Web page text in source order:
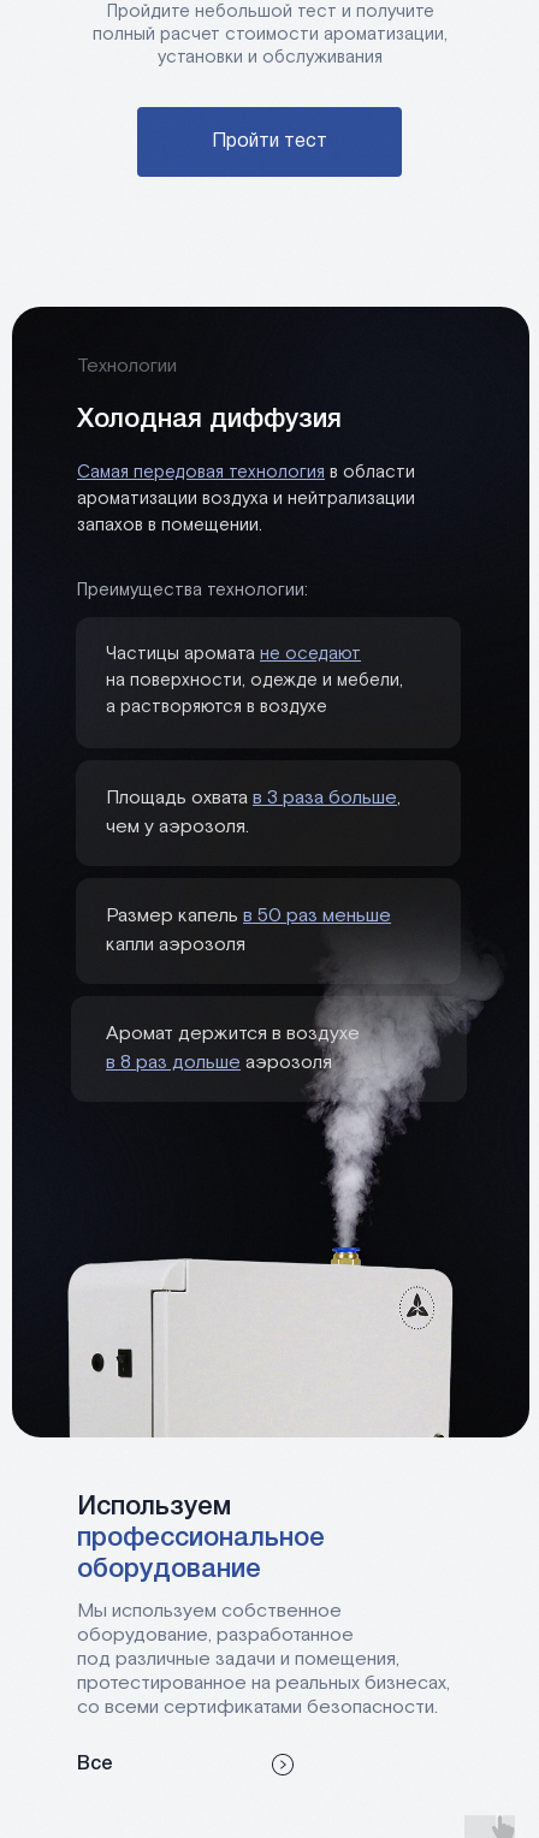
Пройти тест
Пройдите небольшой тест и получите
полный расчет стоимости ароматизации,
установки и обслуживания
Холодная диффузия
Самая передовая технология в области
ароматизации воздуха и нейтрализации
запахов в помещении.
Преимущества технологии:
Частицы аромата не оседают
на поверхности, одежде и мебели,
а растворяются в воздухе
Размер капель в 50 раз меньше
капли аэрозоля
Аромат держится в воздухе
в 8 раз дольше аэрозоля
Площадь охватав 3 раза больше,
чем у аэрозоля.
Технологии
Используем
профессиональное
оборудование
Мы используем собственное
оборудование, разработанное
под различные задачи и помещения,
протестированное на реальных бизнесах,
со всеми сертификатами безопасности.
Все